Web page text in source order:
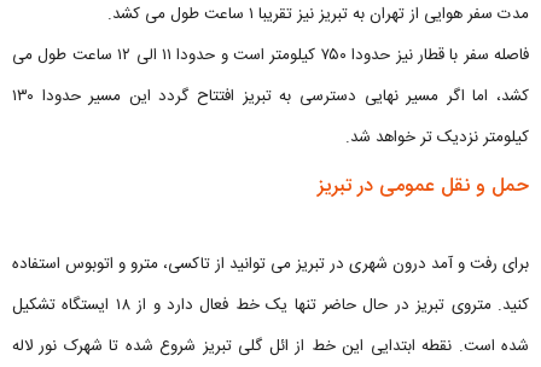
مدت سفر هوایی از تهران به تبریز نیز تقریبا ۱ ساعت طول می کشد.
فاصله سفر با قطار نیز حدودا ۷۵۰ کیلومتر است و حدودا ۱۱ الی ۱۲ ساعت طول می
کشد، اما اگر مسیر نهایی دسترسی به تبریز افتتاح گردد این مسیر حدودا ۱۳۰
کیلومتر نزدیک تر خواهد شد.
حمل و نقل عمومی در تبریز
برای رفت و آمد درون شهری در تبریز می توانید از تاکسی، مترو و اتوبوس استفاده
کنید. متروی تبریز در حال حاضر تنها یک خط فعال دارد و از ۱۸ ایستگاه تشکیل
شده است. نقطه ابتدایی این خط از ائل گلی تبریز شروع شده تا شهرک نور لاله